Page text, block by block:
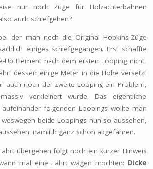
nur noch Züge für Holzachterbahnen
auch schiefgehen?
der man noch die Original Hopkins-Züge
einiges schiefgegangen. Erst schaffte
Up Element nach dem ersten Looping nicht,
dessen einige Meter in die Höhe versetzt
auch noch der zweite Looping ein Problem,
verkleinert wurde. Das eigentliche
aufeinander folgenden Loopings wollte man
beide Loopings nun so aussehen,
nämlich ganz schön abgefahren.
übergehen folgt noch ein kurzer Hinweis
mal eine Fahrt wagen möchten: Dicke